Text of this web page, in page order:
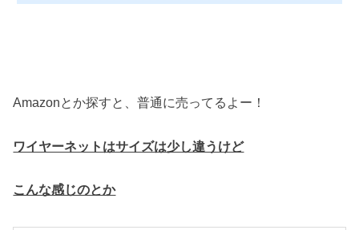
Amazonとか探すと、普通に売ってるよー！
ワイヤーネットはサイズは少し違うけど
こんな感じのとか